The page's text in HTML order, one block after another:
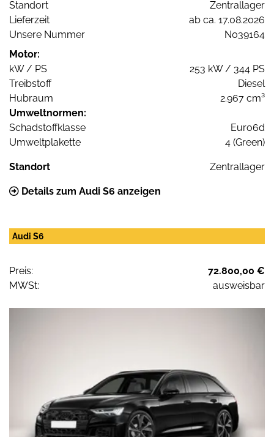
Standort
Zentrallager
Lieferzeit
ab ca. 17.08.2026
Unsere Nummer
N039164
Motor:
kW / PS
253 kW / 344 PS
Treibstoff
Diesel
Hubraum
2.967 cm³
Umweltnormen:
Schadstoffklasse
Euro6d
Umweltplakette
4 (Green)
Standort Zentrallager
Details zum Audi S6 anzeigen
Audi S6
Preis:
72.800,00 €
MWSt:
ausweisbar